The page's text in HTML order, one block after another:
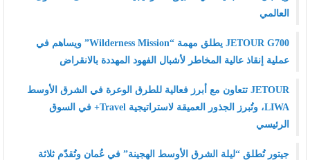
العالمي
JETOUR G700 يطلق مهمة “Wilderness Mission” ويساهم في
عملية إنقاذ عالية المخاطر لأشبال الفهود المهددة بالانقراض
JETOUR تتعاون مع أبرز فعالية للطرق الوعرة في الشرق الأوسط
LIWA، وتُبرز الجذور العميقة لاستراتيجية Travel+ في السوق
الرئيسي
جيتور تُطلق “ليلة الشرق الأوسط الهجينة” في عُمان وتُقدّم ثلاثة